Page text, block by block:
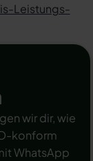
Leistungs-
wir dir, wie
konform
WhatsApp